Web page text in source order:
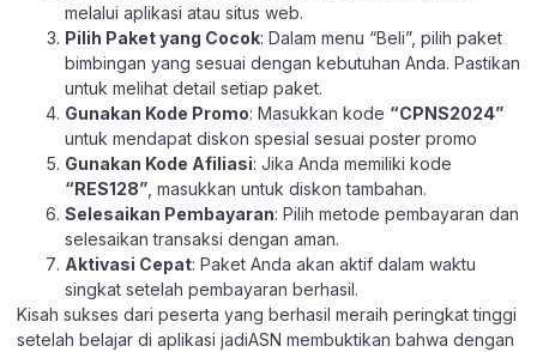
melalui aplikasi atau situs web.
Pilih Paket yang Cocok: Dalam menu “Beli”, pilih paket
bimbingan yang sesuai dengan kebutuhan Anda. Pastikan
untuk melihat detail setiap paket.
Gunakan Kode Promo: Masukkan kode “CPNS2024”
untuk mendapat diskon spesial sesuai poster promo
Gunakan Kode Afiliasi: Jika Anda memiliki kode
“RES128” , masukkan untuk diskon tambahan.
Selesaikan Pembayaran: Pilih metode pembayaran dan
selesaikan transaksi dengan aman.
Aktivasi Cepat: Paket Anda akan aktif dalam waktu
singkat setelah pembayaran berhasil.
Kisah sukses dari peserta yang berhasil meraih peringkat tinggi
setelah belajar di aplikasi jadiASN membuktikan bahwa dengan